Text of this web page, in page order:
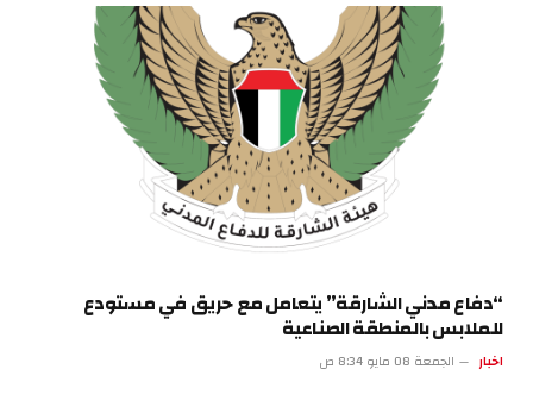
“دفاع مدني الشارقة” يتعامل مع حريق في مستودع
للملابس بالمنطقة الصناعية
اخبار الجمعة 08 مايو 8:34 ص